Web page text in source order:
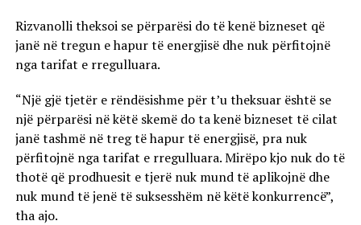
Rizvanolli theksoi se përparësi do të kenë bizneset që
janë në tregun e hapur të energjisë dhe nuk përfitojnë
nga tarifat e rregulluara.
“Një gjë tjetër e rëndësishme për t’u theksuar është se
një përparësi në këtë skemë do ta kenë bizneset të cilat
janë tashmë në treg të hapur të energjisë, pra nuk
përfitojnë nga tarifat e rregulluara. Mirëpo kjo nuk do të
thotë që prodhuesit e tjerë nuk mund të aplikojnë dhe
nuk mund të jenë të suksesshëm në këtë konkurrencë”,
tha ajo.